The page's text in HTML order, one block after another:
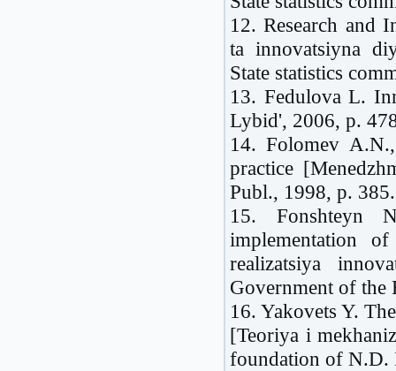
12. Research and
ta innovatsiyna
State statistics
13. Fedulova L.
Lybid', 2006, p.
14. Folomev
practice
Publ., 1998, p. 385.
15. Fonshteyn
implementation
realizatsiya
Government of the
16. Yakovets Y.
[Teoriya i
foundation of N.D.